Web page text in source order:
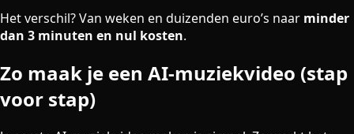
Het verschil? Van weken en duizenden euro’s naar minder
dan 3 minuten en nul kosten.
Zo maak je een AI-muziekvideo (stap
voor stap)